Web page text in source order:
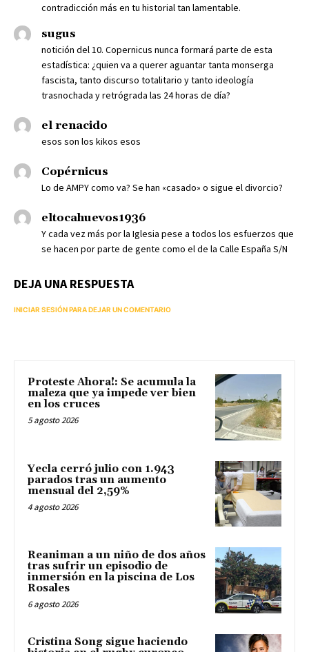
contradicción más en tu historial tan lamentable.
sugus
notición del 10. Copernicus nunca formará parte de esta
estadística: ¿quien va a querer aguantar tanta monserga
fascista, tanto discurso totalitario y tanto ideología
trasnochada y retrógrada las 24 horas de día?
el renacido
esos son los kikos esos
Copérnicus
Lo de AMPY como va? Se han «casado» o sigue el divorcio?
eltocahuevos1936
Y cada vez más por la Iglesia pese a todos los esfuerzos que
se hacen por parte de gente como el de la Calle España S/N
DEJA UNA RESPUESTA
INICIAR SESIÓN PARA DEJAR UN COMENTARIO
Proteste Ahora!: Se acumula la
maleza que ya impede ver bien
en los cruces
5 agosto 2026
Yecla cerró julio con 1.943
parados tras un aumento
mensual del 2,59%
4 agosto 2026
Reaniman a un niño de dos años
tras sufrir un episodio de
inmersión en la piscina de Los
Rosales
6 agosto 2026
Cristina Song sigue haciendo